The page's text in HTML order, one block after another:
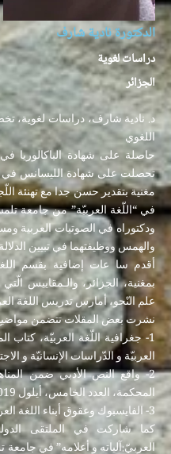
الدكتورة نادية شارف
دراسات لغوية
الجزائر
د. نادية شارف، دراسات لغوية،
اللغوي
حاصلة على شهادة الباكالوريا
تحصلت على شهادة الليسانس في
مغنية بتقدير حسن جدا مع تهنئة
في “اللّغة العربيّة” من جامعة
ودكتوراه في الصوتيات العربية
والهمس ووظيفتهما في تبيين
أقدم سا عات إضافية بقسم اللغة
بمغنية، الجزائر، والـمقاييس
علم النّحو، أمارس تدريس اللغة
نشرت بعض المقلات تتضمن مواضيع
1- جغرافية اللّغة العربيّة، كتاب
العربيّة و الدّراسات الإنسانيّة و
2- واقع النص الأدبي ضمن
المحكمة، العدد الخامس، أيلول 2019، العراق، بغداد.
3- الفايسبوك وعقوق أبناء اللغة العربية سنة 2018م بمجلة عراقية.
كما شاركت في الملتقى